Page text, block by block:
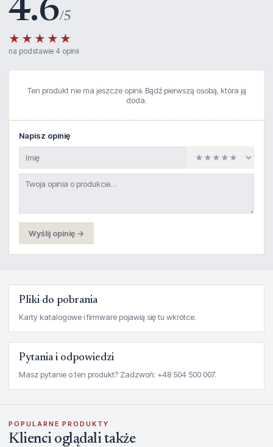
4.6/5
★★★★★
na podstawie 4 opinii
Ten produkt nie ma jeszcze opinii. Bądź pierwszą osobą, która ją
doda.
Napisz opinię
Wyślij opinię →
Pliki do pobrania
Karty katalogowe i firmware pojawią się tu wkrótce.
Pytania i odpowiedzi
Masz pytanie o ten produkt? Zadzwoń: +48 504 500 007.
POPULARNE PRODUKTY
Klienci oglądali także